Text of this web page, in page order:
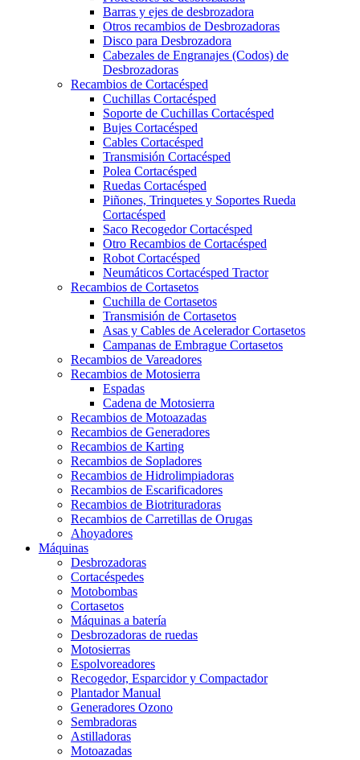
Barras y ejes de desbrozadora
Otros recambios de Desbrozadoras
Disco para Desbrozadora
Cabezales de Engranajes (Codos) de
Desbrozadoras
Recambios de Cortacésped
Cuchillas Cortacésped
Soporte de Cuchillas Cortacésped
Bujes Cortacésped
Cables Cortacésped
Transmisión Cortacésped
Polea Cortacésped
Ruedas Cortacésped
Piñones, Trinquetes y Soportes Rueda
Cortacésped
Saco Recogedor Cortacésped
Otro Recambios de Cortacésped
Robot Cortacésped
Neumáticos Cortacésped Tractor
Recambios de Cortasetos
Cuchilla de Cortasetos
Transmisión de Cortasetos
Asas y Cables de Acelerador Cortasetos
Campanas de Embrague Cortasetos
Recambios de Vareadores
Recambios de Motosierra
Espadas
Cadena de Motosierra
Recambios de Motoazadas
Recambios de Generadores
Recambios de Karting
Recambios de Sopladores
Recambios de Hidrolimpiadoras
Recambios de Escarificadores
Recambios de Biotrituradoras
Recambios de Carretillas de Orugas
Ahoyadores
Máquinas
Desbrozadoras
Cortacéspedes
Motobombas
Cortasetos
Máquinas a batería
Desbrozadoras de ruedas
Motosierras
Espolvoreadores
Recogedor, Esparcidor y Compactador
Plantador Manual
Generadores Ozono
Sembradoras
Astilladoras
Motoazadas